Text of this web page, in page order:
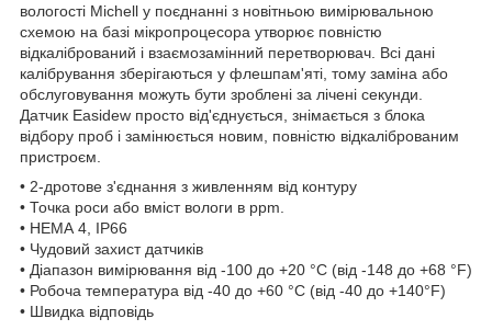
вологості Michell у поєднанні з новітньою вимірювальною
схемою на базі мікропроцесора утворює повністю
відкалібрований і взаємозамінний перетворювач. Всі дані
калібрування зберігаються у флешпам'яті, тому заміна або
обслуговування можуть бути зроблені за лічені секунди.
Датчик Easidew просто від'єднується, знімається з блока
відбору проб і замінюється новим, повністю відкаліброваним
пристроєм.
• 2-дротове з'єднання з живленням від контуру
• Точка роси або вміст вологи в ppm.
• НЕМА 4, IP66
• Чудовий захист датчиків
• Діапазон вимірювання від -100 до +20 °C (від -148 до +68 °F)
• Робоча температура від -40 до +60 °C (від -40 до +140°F)
• Швидка відповідь